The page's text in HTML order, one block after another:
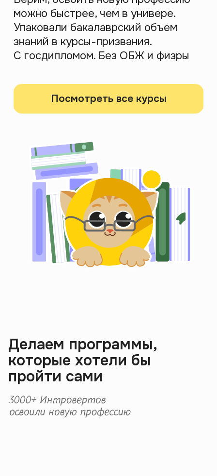
смысла в привычных вещах
Спикер
Никита Образцов
Зарегистрироваться
Психология 10 августа 2026 19:00МСК
Карьера психолога в 2026:
тренды развития в эпоху
тенденции будущего и с чего начать путь в
психологию
Спикер
Марина Логинова
Зарегистрироваться
Интроверта
Чтобы не искать проверенную
инфу по всему гуглу, а сразу
переходить в Журнал.
Авторы — лекторы наших
саммари, глубоко погружены
в тему и пишут о ней без воды